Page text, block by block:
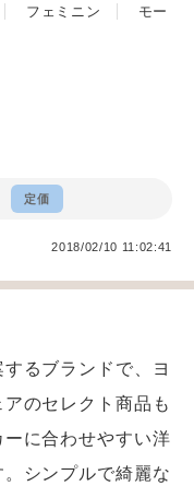
フェミニン モー
定価
2018/02/10 11:02:41
るブランドで、ヨ
のセレクト商品も
に合わせやすい洋
シンプルで綺麗な